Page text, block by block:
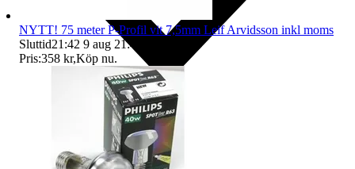
NYTT! 75 meter P-Profil vit 7,5mm Leif Arvidsson inkl moms
Sluttid21:42 9 aug 21:42
Pris:358 kr,Köp nu.